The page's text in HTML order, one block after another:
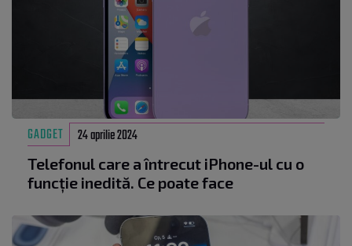
GADGET 24 aprilie 2024
Telefonul care a întrecut iPhone-ul cu o
funcție inedită. Ce poate face